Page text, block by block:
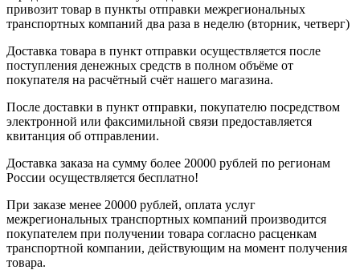
привозит товар в пункты отправки межрегиональных
транспортных компаний два раза в неделю (вторник, четверг)
Доставка товара в пункт отправки осуществляется после
поступления денежных средств в полном объёме от
покупателя на расчётный счёт нашего магазина.
После доставки в пункт отправки, покупателю посредством
электронной или факсимильной связи предоставляется
квитанция об отправлении.
Доставка заказа на сумму более 20000 рублей по регионам
России осуществляется бесплатно!
При заказе менее 20000 рублей, оплата услуг
межрегиональных транспортных компаний производится
покупателем при получении товара согласно расценкам
транспортной компании, действующим на момент получения
товара.